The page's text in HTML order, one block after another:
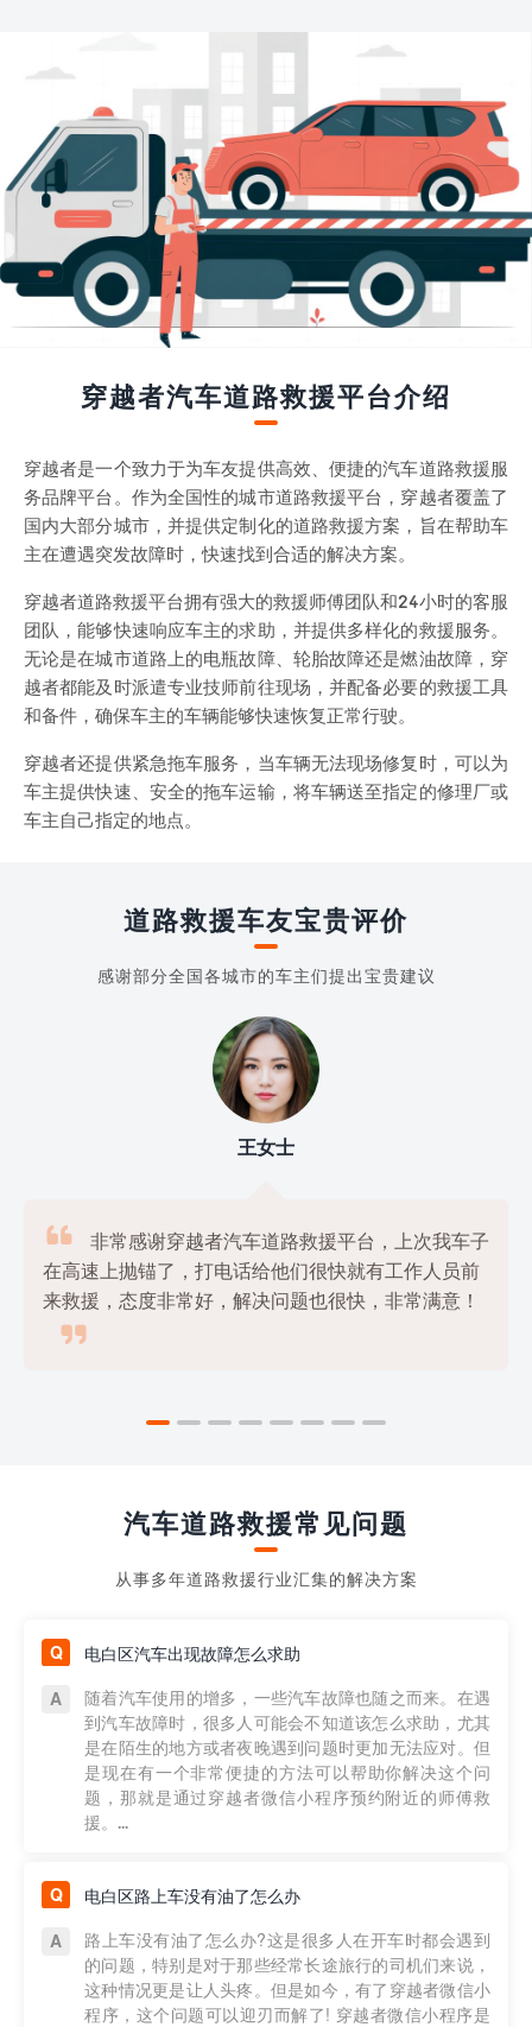
穿越者汽车道路救援平台介绍
穿越者是一个致力于为车友提供高效、便捷的汽车道路救援服
务品牌平台。作为全国性的城市道路救援平台，穿越者覆盖了
国内大部分城市，并提供定制化的道路救援方案，旨在帮助车
主在遭遇突发故障时，快速找到合适的解决方案。
穿越者道路救援平台拥有强大的救援师傅团队和24小时的客服
团队，能够快速响应车主的求助，并提供多样化的救援服务。
无论是在城市道路上的电瓶故障、轮胎故障还是燃油故障，穿
越者都能及时派遣专业技师前往现场，并配备必要的救援工具
和备件，确保车主的车辆能够快速恢复正常行驶。
穿越者还提供紧急拖车服务，当车辆无法现场修复时，可以为
车主提供快速、安全的拖车运输，将车辆送至指定的修理厂或
车主自己指定的地点。
道路救援车友宝贵评价
感谢部分全国各城市的车主们提出宝贵建议
刘先生

我使用过几家道路救援平台，但是最满意的还是
穿越者汽车道路救援平台，他们的服务非常专业，价
格也很公道，绝对是物美价廉的好选择！

汽车道路救援常见问题
从事多年道路救援行业汇集的解决方案
电白区汽车出现故障怎么求助
随着汽车使用的增多，一些汽车故障也随之而来。在遇
到汽车故障时，很多人可能会不知道该怎么求助，尤其
是在陌生的地方或者夜晚遇到问题时更加无法应对。但
是现在有一个非常便捷的方法可以帮助你解决这个问
题，那就是通过穿越者微信小程序预约附近的师傅救
援。...
电白区路上车没有油了怎么办
路上车没有油了怎么办?这是很多人在开车时都会遇到
的问题，特别是对于那些经常长途旅行的司机们来说，
这种情况更是让人头疼。但是如今，有了穿越者微信小
程序，这个问题可以迎刃而解了! 穿越者微信小程序是